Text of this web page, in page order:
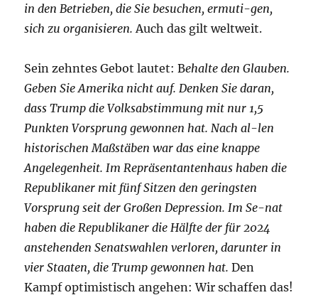
in den Betrieben, die Sie besuchen, ermuti-gen,
sich zu organisieren. Auch das gilt weltweit.
Sein zehntes Gebot lautet: Behalte den Glauben.
Geben Sie Amerika nicht auf. Denken Sie daran,
dass Trump die Volksabstimmung mit nur 1,5
Punkten Vorsprung gewonnen hat. Nach al-len
historischen Maßstäben war das eine knappe
Angelegenheit. Im Repräsentantenhaus haben die
Republikaner mit fünf Sitzen den geringsten
Vorsprung seit der Großen Depression. Im Se-nat
haben die Republikaner die Hälfte der für 2024
anstehenden Senatswahlen verloren, darunter in
vier Staaten, die Trump gewonnen hat.Den
Kampf optimistisch angehen: Wir schaffen das!